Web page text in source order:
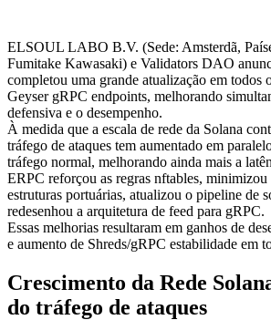
ELSOUL LABO B.V. (Sede: Amsterdã,
Fumitake Kawasaki) e Validators DAO
completou uma grande atualização em todos
Geyser gRPC endpoints, melhorando
defensiva e o desempenho.
À medida que a escala de rede da Solana
tráfego de ataques tem aumentado em
tráfego normal, melhorando ainda mais a
ERPC reforçou as regras nftables, minimizou
estruturas portuárias, atualizou o pipeline de
redesenhou a arquitetura de feed para gRPC.
Essas melhorias resultaram em ganhos de
e aumento de Shreds/gRPC estabilidade em
Crescimento da Rede
do tráfego de ataques